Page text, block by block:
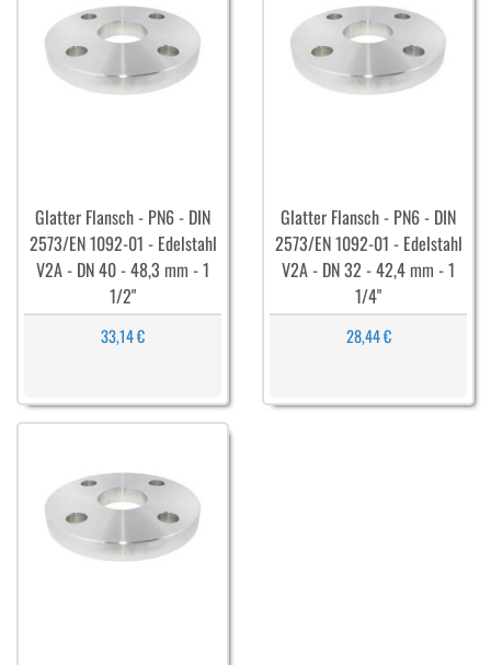
Glatter Flansch - PN6 - DIN
2573/EN 1092-01 - Edelstahl
V2A - DN 40 - 48,3 mm - 1
1/2"
33,14 €
Glatter Flansch - PN6 - DIN
2573/EN 1092-01 - Edelstahl
V2A - DN 32 - 42,4 mm - 1
1/4"
28,44 €